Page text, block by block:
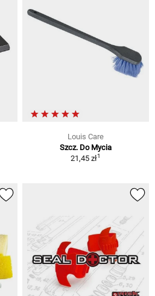
Louis Care
Szcz. Do Mycia
21,45 zł1